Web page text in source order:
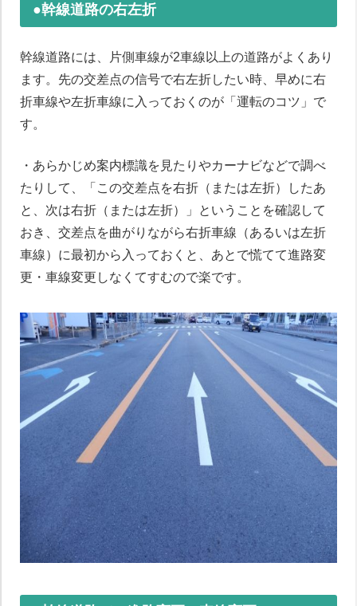
●幹線道路の右左折
幹線道路には、片側車線が2車線以上の道路がよくあり
ます。先の交差点の信号で右左折したい時、早めに右
折車線や左折車線に入っておくのが「運転のコツ」で
す。
・あらかじめ案内標識を見たりやカーナビなどで調べ
たりして、「この交差点を右折（または左折）したあ
と、次は右折（または左折）」ということを確認して
おき、交差点を曲がりながら右折車線（あるいは左折
車線）に最初から入っておくと、あとで慌てて進路変
更・車線変更しなくてすむので楽です。